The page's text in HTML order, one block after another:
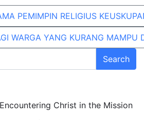
PEMIMPIN RELIGIUS
WARGA YANG KURANG
Christ in the Mission